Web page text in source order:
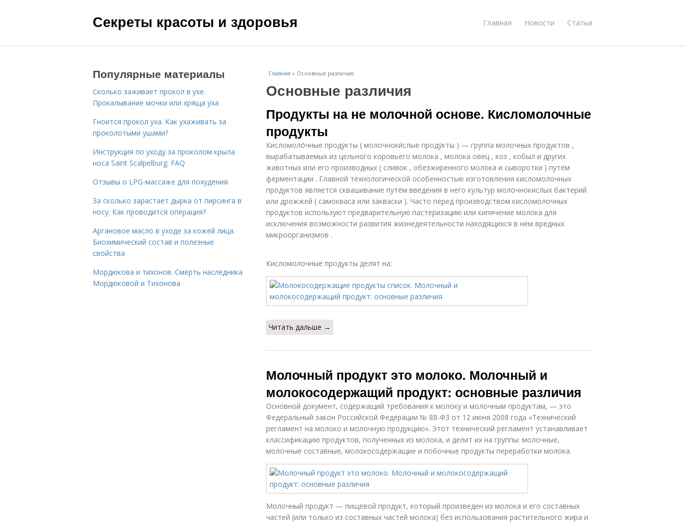
Секреты красоты и здоровья Главная Новости Статьи
Главная » Основные различия
Основные различия
Продукты на не молочной основе. Кисломолочные
продукты
Кисломоло́чные проду́кты ( молочноки́слые проду́кты ) — группа молочных продуктов ,
вырабатываемых из цельного коровьего молока , молока овец , коз , кобыл и других
животных или его производных ( сливок , обезжиренного молока и сыворотки ) путём
ферментации . Главной технологической особенностью изготовления кисломолочных
продуктов является сквашивание путём введения в него культур молочнокислых бактерий
или дрожжей ( самокваса или закваски ). Часто перед производством кисломолочных
продуктов используют предварительную пастеризацию или кипячение молока для
исключения возможности развития жизнедеятельности находящихся в нём вредных
микроорганизмов .
Кисломолочные продукты делят на:
Читать дальше →
Молочный продукт это молоко. Молочный и
молокосодержащий продукт: основные различия
Основной документ, содержащий требования к молоку и молочным продуктам, — это
Федеральный закон Российской Федерации № 88-ФЗ от 12 июня 2008 года «Технический
регламент на молоко и молочную продукцию». Этот технический регламент устанавливает
классификацию продуктов, полученных из молока, и делит их на группы: молочные,
молочные составные, молокосодержащие и побочные продукты переработки молока.
Молочный продукт — пищевой продукт, который произведен из молока и его составных
частей (или только из составных частей молока) без использования растительного жира и
Популярные материалы
Сколько заживает прокол в ухе.
Прокалывание мочки или хряща уха
Гноится прокол уха. Как ухаживать за
проколотыми ушами?
Инструкция по уходу за проколом крыла
носа Saint Scalpelburg. FAQ
Отзывы о LPG-массаже для похудения.
За сколько зарастает дырка от пирсинга в
носу. Как проводится операция?
Аргановое масло в уходе за кожей лица.
Биохимический состав и полезные
свойства
Мордюкова и тихонов. Смерть наследника
Мордюковой и Тихонова